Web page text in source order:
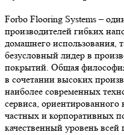
Forbo Flooring Systems –
производителей гибких
домашнего
безусловный лидер в
покрытий. Общая
в сочетании высоких
наиболее современных
сервиса, ориентированного
частных и корпоративных
качественный уровень